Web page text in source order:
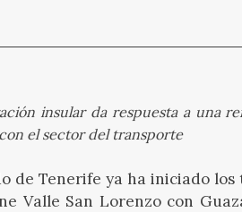
insular da respuesta a una
el sector del transporte
de Tenerife ya ha iniciado
Valle San Lorenzo con